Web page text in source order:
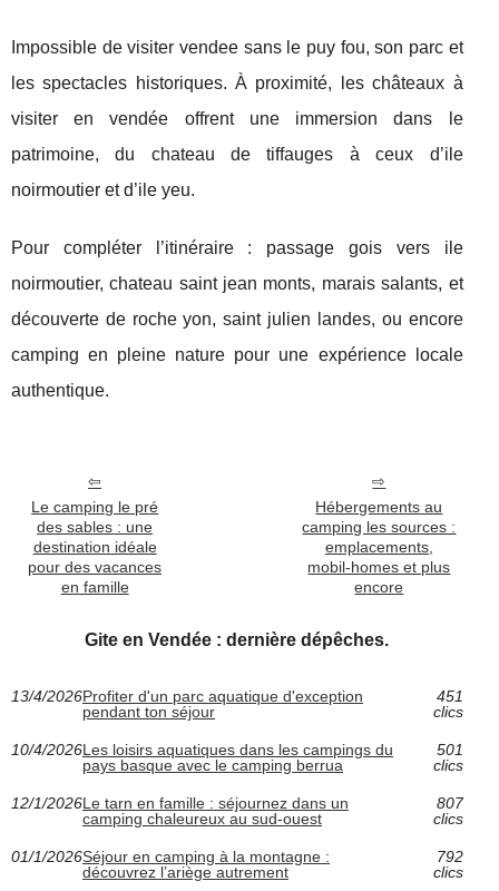
Impossible de visiter vendee sans le puy fou, son parc et
les spectacles historiques. À proximité, les châteaux à
visiter en vendée offrent une immersion dans le
patrimoine, du chateau de tiffauges à ceux d’ile
noirmoutier et d’ile yeu.
Pour compléter l’itinéraire : passage gois vers ile
noirmoutier, chateau saint jean monts, marais salants, et
découverte de roche yon, saint julien landes, ou encore
camping en pleine nature pour une expérience locale
authentique.
Le camping le pré
des sables : une
destination idéale
pour des vacances
en famille
Hébergements au
camping les sources :
emplacements,
mobil-homes et plus
encore
Gite en Vendée : dernière dépêches.
13/4/2026Profiter d'un parc aquatique d'exception
pendant ton séjour
451
clics
10/4/2026Les loisirs aquatiques dans les campings du
pays basque avec le camping berrua
501
clics
12/1/2026Le tarn en famille : séjournez dans un
camping chaleureux au sud-ouest
807
clics
01/1/2026Séjour en camping à la montagne :
découvrez l’ariège autrement
792
clics